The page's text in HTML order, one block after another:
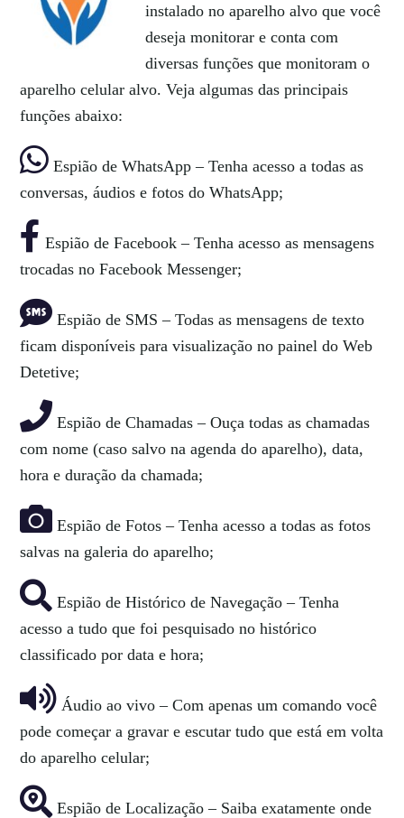
instalado no aparelho alvo que você
deseja monitorar e conta com
diversas funções que monitoram o
aparelho celular alvo. Veja algumas das principais
funções abaixo:
Espião de WhatsApp – Tenha acesso a todas as
conversas, áudios e fotos do WhatsApp;
Espião de Facebook – Tenha acesso as mensagens
trocadas no Facebook Messenger;
Espião de SMS – Todas as mensagens de texto
ficam disponíveis para visualização no painel do Web
Detetive;
Espião de Chamadas – Ouça todas as chamadas
com nome (caso salvo na agenda do aparelho), data,
hora e duração da chamada;
Espião de Fotos – Tenha acesso a todas as fotos
salvas na galeria do aparelho;
Espião de Histórico de Navegação – Tenha
acesso a tudo que foi pesquisado no histórico
classificado por data e hora;
Áudio ao vivo – Com apenas um comando você
pode começar a gravar e escutar tudo que está em volta
do aparelho celular;
Espião de Localização – Saiba exatamente onde